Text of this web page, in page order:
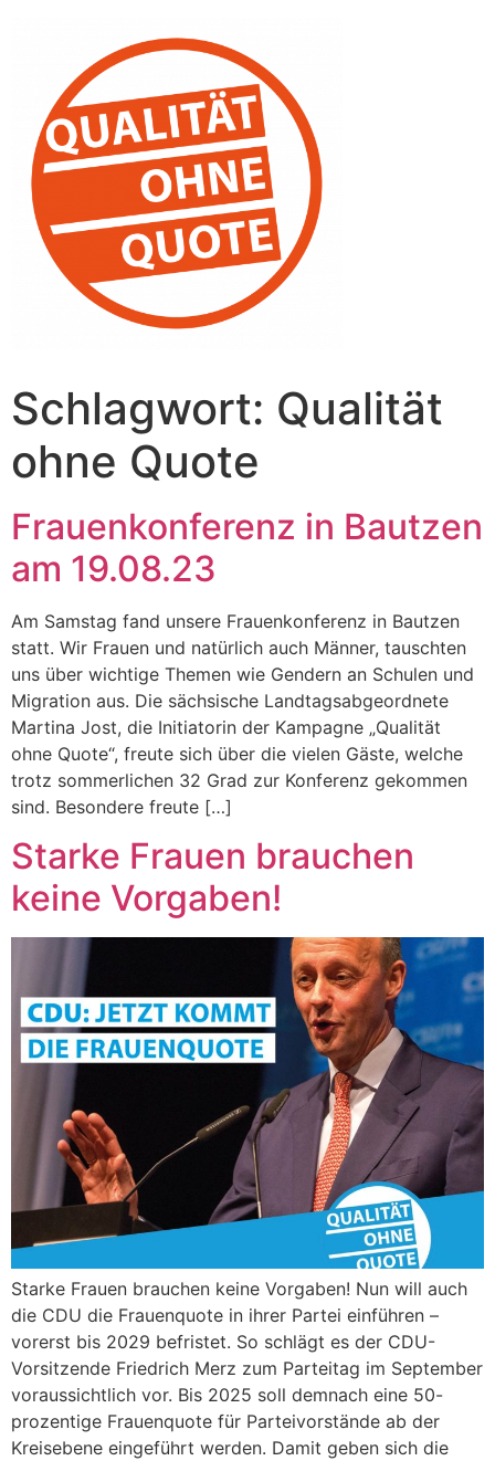
Schlagwort: Qualität
ohne Quote
Frauenkonferenz in Bautzen
am 19.08.23
Am Samstag fand unsere Frauenkonferenz in Bautzen
statt. Wir Frauen und natürlich auch Männer, tauschten
uns über wichtige Themen wie Gendern an Schulen und
Migration aus. Die sächsische Landtagsabgeordnete
Martina Jost, die Initiatorin der Kampagne „Qualität
ohne Quote“, freute sich über die vielen Gäste, welche
trotz sommerlichen 32 Grad zur Konferenz gekommen
sind. Besondere freute […]
Starke Frauen brauchen
keine Vorgaben!
Starke Frauen brauchen keine Vorgaben! Nun will auch
die CDU die Frauenquote in ihrer Partei einführen –
vorerst bis 2029 befristet. So schlägt es der CDU-
Vorsitzende Friedrich Merz zum Parteitag im September
voraussichtlich vor. Bis 2025 soll demnach eine 50-
prozentige Frauenquote für Parteivorstände ab der
Kreisebene eingeführt werden. Damit geben sich die